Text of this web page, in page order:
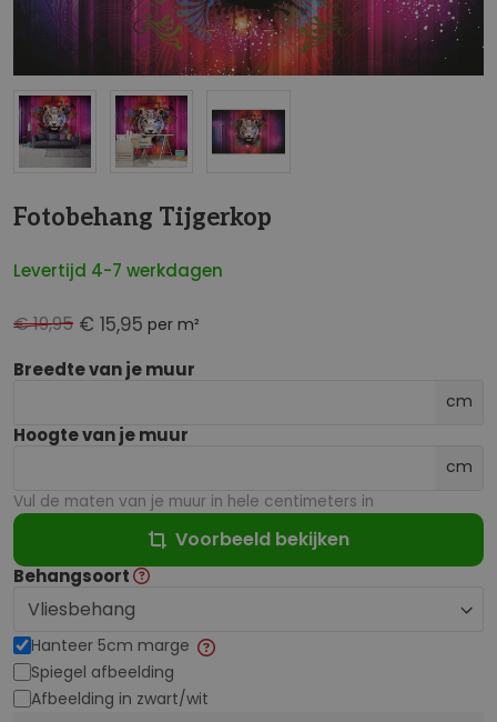
Fotobehang Tijgerkop
Levertijd 4-7 werkdagen
€ 15,95 per m²
€ 19,95
Breedte van je muur
cm
Hoogte van je muur
cm
Vul de maten van je muur in hele centimeters in
Voorbeeld bekijken
Behangsoort
Hanteer 5cm marge
Spiegel afbeelding
Afbeelding in zwart/wit